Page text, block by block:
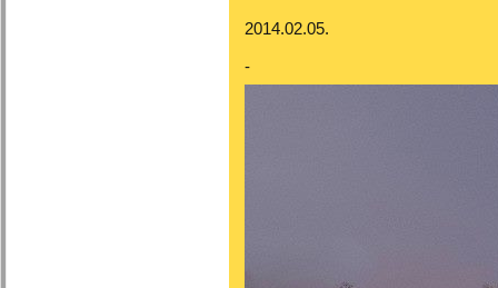
2014.02.05.
-